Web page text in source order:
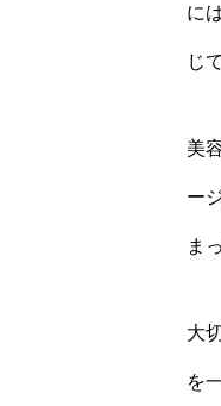
に
じ
美
ー
ま
大
を